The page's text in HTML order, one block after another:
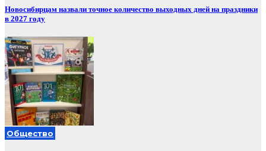
Новосибирцам назвали точное количество выходных дней на праздники
в 2027 году
Общество